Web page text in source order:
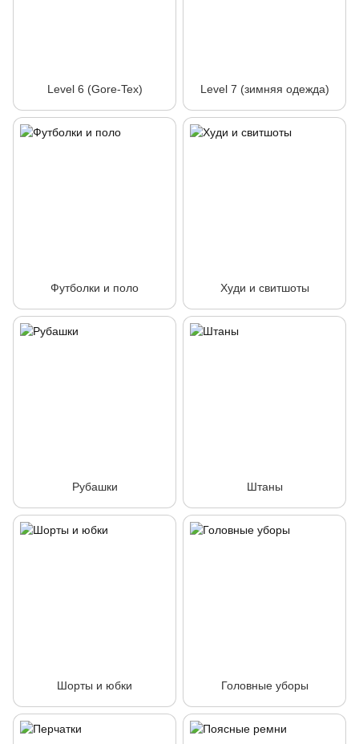
Level 6 (Gore-Tex) Level 7 (зимняя одежда)
Футболки и поло Худи и свитшоты
Рубашки Штаны
Шорты и юбки Головные уборы